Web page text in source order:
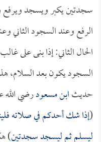
سجدتين يكبر ويسجد ويرفع
الرفع وعند السجود الثاني
الحال الثاني: إذا بنى على
السجود يكون بعد السلام،
حديثابن مسعودرضي الله
(إذا شك أحدكم في صلاته
ليسلم ثم ليسجد سجدتين)